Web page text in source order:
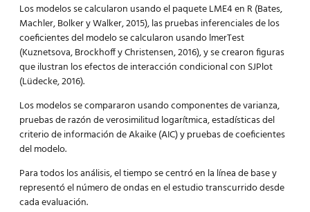
Los modelos se calcularon usando el paquete LME4 en R (Bates,
Machler, Bolker y Walker, 2015), las pruebas inferenciales de los
coeficientes del modelo se calcularon usando lmerTest
(Kuznetsova, Brockhoff y Christensen, 2016), y se crearon figuras
que ilustran los efectos de interacción condicional con SJPlot
(Lüdecke, 2016).
Los modelos se compararon usando componentes de varianza,
pruebas de razón de verosimilitud logarítmica, estadísticas del
criterio de información de Akaike (AIC) y pruebas de coeficientes
del modelo.
Para todos los análisis, el tiempo se centró en la línea de base y
representó el número de ondas en el estudio transcurrido desde
cada evaluación.